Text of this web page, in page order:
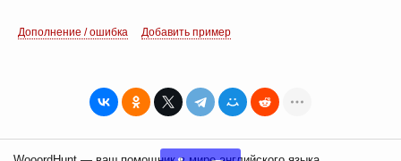
Дополнение / ошибка Добавить пример